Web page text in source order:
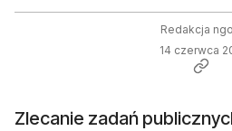
Redakcja
14 czerwca
Zlecanie zadań